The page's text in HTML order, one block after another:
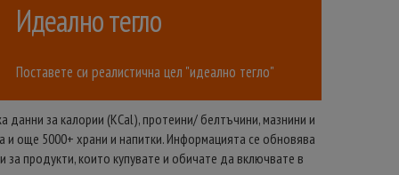
Идеално тегло
Поставете си реалистична цел "идеално тегло"
данни за калории (KCal), протеини/ белтъчини, мазнини и
и още 5000+ храни и напитки. Информацията се обновява
продукти, които купувате и обичате да включвате в